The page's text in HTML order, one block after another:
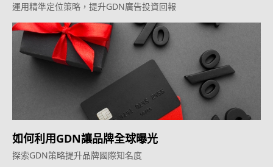
運用精準定位策略，提升GDN廣告投資回報
如何利用GDN讓品牌全球曝光
探索GDN策略提升品牌國際知名度